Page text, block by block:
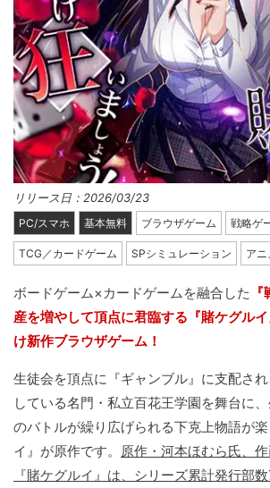
リリース日：2026/03/23
PC/スマホ 基本無料 ブラウザゲーム 戦略ゲ
TCG／カードゲーム SPシミュレーション アニ
ボードゲーム×カードゲームを融合した
産を増やして頂点に君臨する『賭ケグル
け新作ブラウザゲーム！
生徒会を頂点に『ギャンブル』に支配さ
している名門・私立百花王学園を舞台に
のバトルが繰り広げられる下克上物語が
イ』が原作です。 原作・河本ほむら氏、
『賭ケグルイ』は、シリーズ累計発行部